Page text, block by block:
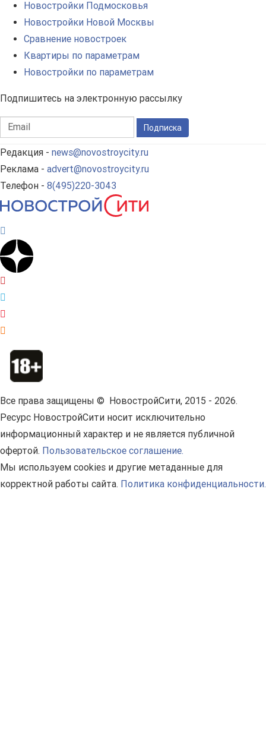
Новостройки Подмосковья
Новостройки Новой Москвы
Сравнение новостроек
Квартиры по параметрам
Новостройки по параметрам
Подпишитесь на электронную рассылку
Подписка
Редакция - news@novostroycity.ru
Реклама - advert@novostroycity.ru
Телефон - 8(495)220-3043
Все права защищены © НовостройСити, 2015 - 2026.
Ресурс НовостройСити носит исключительно
информационный характер и не является публичной
офертой. Пользовательское соглашение.
Мы используем cookies и другие метаданные для
корректной работы сайта. Политика конфиденциальности.